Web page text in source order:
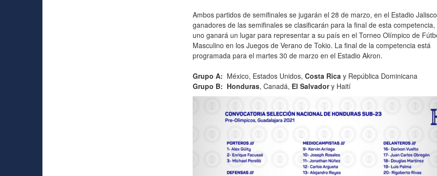
Ambos partidos de semifinales se jugarán el 28 de marzo, en el Estadio
ganadores de las semifinales se clasificarán para la final de esta competencia,
uno ganará un lugar para representar a su país en el Torneo Olímpico de
Masculino en los Juegos de Verano de Tokio. La final de la competencia está
programada para el martes 30 de marzo en el Estadio Akron.
Grupo A: México, Estados Unidos, Costa Ricay República Dominicana
Grupo B: Honduras, Canadá, El Salvadory Haití